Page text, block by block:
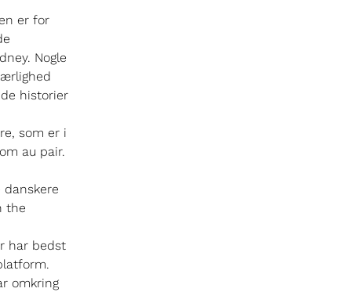
er for
Nogle
historier
som er i
au pair.
the
har bedst
omkring